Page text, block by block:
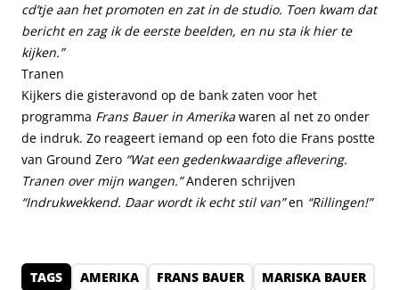
cd’tje aan het promoten en zat in de studio. Toen kwam dat
bericht en zag ik de eerste beelden, en nu sta ik hier te
kijken.”
Tranen
Kijkers die gisteravond op de bank zaten voor het
programma Frans Bauer in Amerika waren al net zo onder
de indruk. Zo reageert iemand op een foto die Frans postte
van Ground Zero “Wat een gedenkwaardige aflevering.
Tranen over mijn wangen.”Anderen schrijven
“Indrukwekkend. Daar wordt ik echt stil van”en “Rillingen!”
TAGS AMERIKA FRANS BAUER
MARISKA BAUER